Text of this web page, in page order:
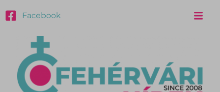
Facebook